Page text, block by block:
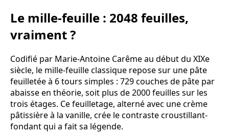
Le mille-feuille : 2048 feuilles,
vraiment ?
Codifié par Marie-Antoine Carême au début du XIXe
siècle, le mille-feuille classique repose sur une pâte
feuilletée à 6 tours simples : 729 couches de pâte par
abaisse en théorie, soit plus de 2000 feuilles sur les
trois étages. Ce feuilletage, alterné avec une crème
pâtissière à la vanille, crée le contraste croustillant-
fondant qui a fait sa légende.